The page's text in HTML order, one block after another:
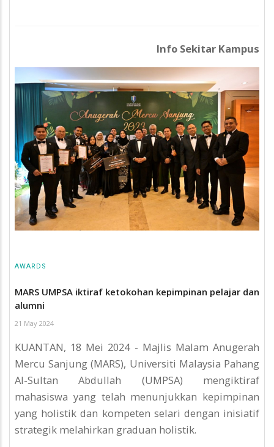
Info Sekitar Kampus
AWARDS
MARS UMPSA iktiraf ketokohan kepimpinan pelajar dan
alumni
21 May 2024
KUANTAN, 18 Mei 2024 - Majlis Malam Anugerah
Mercu Sanjung (MARS), Universiti Malaysia Pahang
Al-Sultan Abdullah (UMPSA) mengiktiraf
mahasiswa yang telah menunjukkan kepimpinan
yang holistik dan kompeten selari dengan inisiatif
strategik melahirkan graduan holistik.